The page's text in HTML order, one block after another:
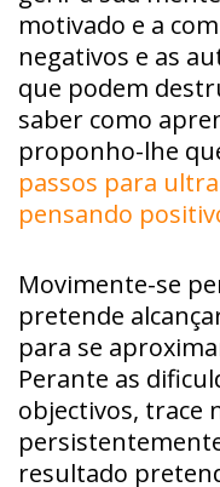
motivado e a
negativos e as
que podem
saber como
proponho-lhe
passos para
pensando
Movimente-se
pretende
para se
Perante as
objectivos, trace
resultado